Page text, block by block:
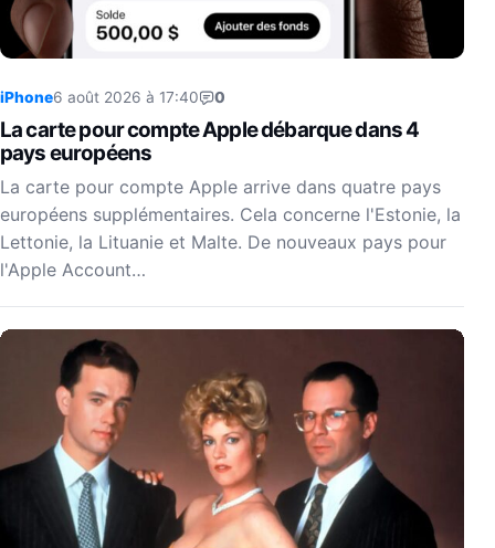
iPhone6 août 2026 à 17:40 0
La carte pour compte Apple débarque dans 4
pays européens
La carte pour compte Apple arrive dans quatre pays
européens supplémentaires. Cela concerne l'Estonie, la
Lettonie, la Lituanie et Malte. De nouveaux pays pour
l'Apple Account…